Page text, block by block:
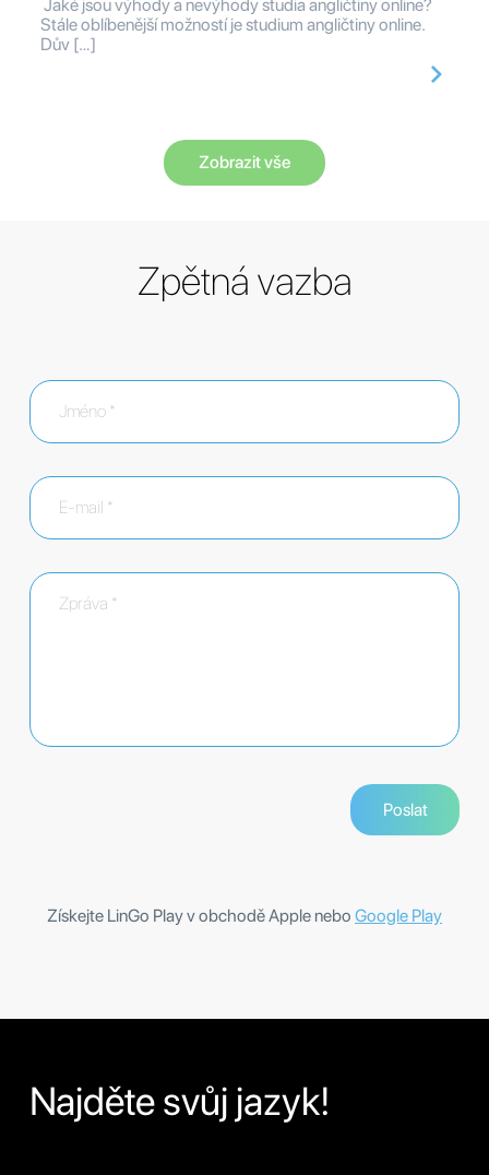
Jaké jsou výhody a nevýhody studia angličtiny online?
Stále oblíbenější možností je studium angličtiny online.
Dův […]
Zobrazit vše
Zpětná vazba
Získejte LinGo Play v obchodě Apple nebo Google Play
Najděte svůj jazyk!